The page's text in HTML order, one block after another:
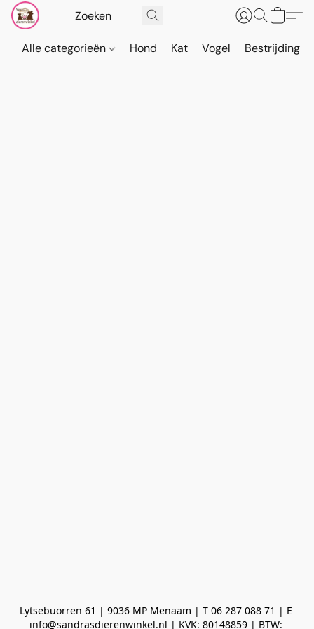
Alle categorieën Hond Kat Vogel Bestrijding
Lytsebuorren 61 | 9036 MP Menaam | T 06 287 088 71 | E
info@sandrasdierenwinkel.nl | KVK: 80148859 | BTW: